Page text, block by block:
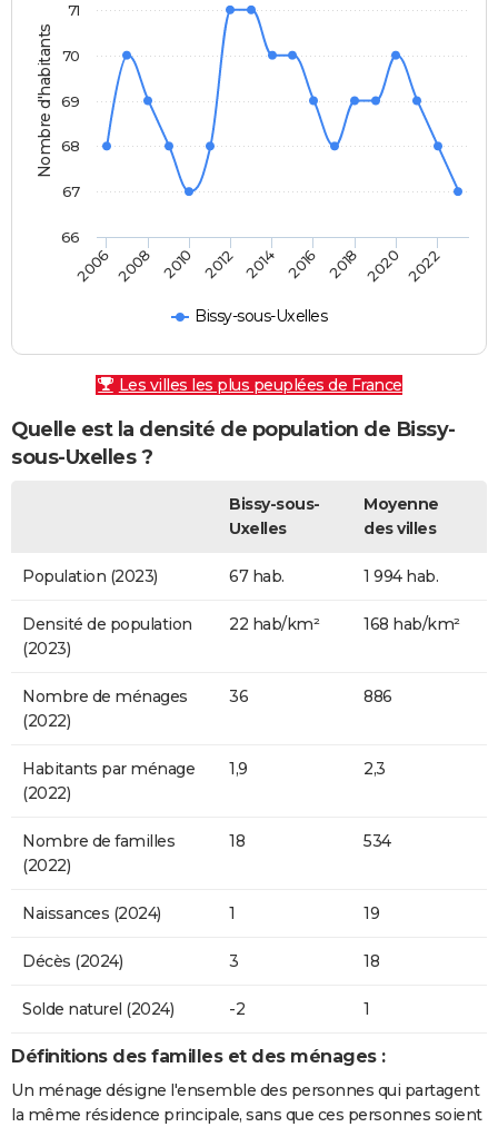
Nombre d'habitants
Bissy-sous-Uxelles
2006 2008 2010 2012 2014 2016 2018 2020 2022
66
67
68
69
70
71
Les villes les plus peuplées de France
Quelle est la densité de population de Bissy-
sous-Uxelles ?
Bissy-sous-
Uxelles
Moyenne
des villes
Population (2023) 67 hab. 1 994 hab.
Densité de population
(2023)
22 hab/km² 168 hab/km²
Nombre de ménages
(2022)
36 886
Habitants par ménage
(2022)
1,9 2,3
Nombre de familles
(2022)
18 534
Naissances (2024) 1 19
Décès (2024) 3 18
Solde naturel (2024) -2 1
Définitions des familles et des ménages :
Un ménage désigne l'ensemble des personnes qui partagent
la même résidence principale, sans que ces personnes soient